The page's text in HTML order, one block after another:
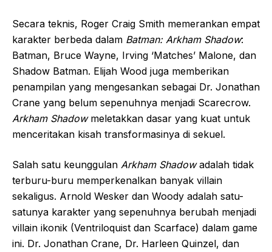
Secara teknis, Roger Craig Smith memerankan empat
karakter berbeda dalam Batman: Arkham Shadow:
Batman, Bruce Wayne, Irving ‘Matches’ Malone, dan
Shadow Batman. Elijah Wood juga memberikan
penampilan yang mengesankan sebagai Dr. Jonathan
Crane yang belum sepenuhnya menjadi Scarecrow.
Arkham Shadowmeletakkan dasar yang kuat untuk
menceritakan kisah transformasinya di sekuel.
Salah satu keunggulan Arkham Shadowadalah tidak
terburu-buru memperkenalkan banyak villain
sekaligus. Arnold Wesker dan Woody adalah satu-
satunya karakter yang sepenuhnya berubah menjadi
villain ikonik (Ventriloquist dan Scarface) dalam game
ini. Dr. Jonathan Crane, Dr. Harleen Quinzel, dan